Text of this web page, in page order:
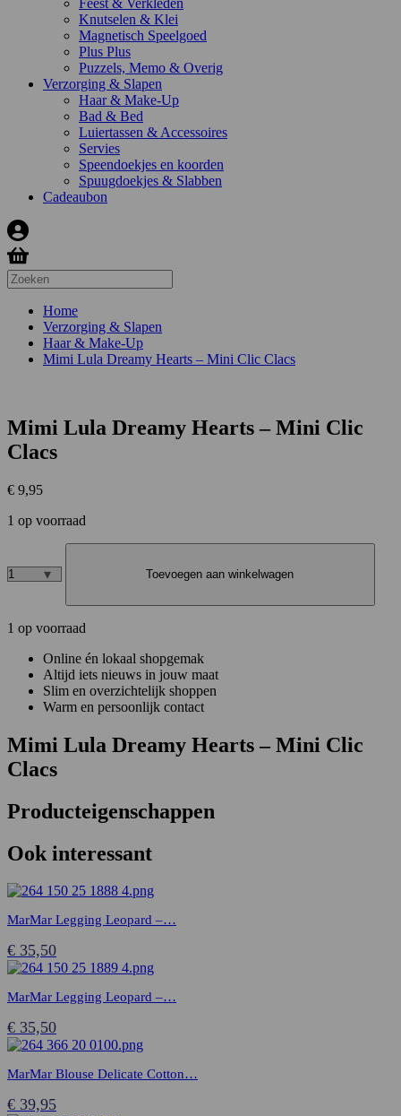
Feest & Verkleden
Knutselen & Klei
Magnetisch Speelgoed
Plus Plus
Puzzels, Memo & Overig
Verzorging & Slapen
Haar & Make-Up
Bad & Bed
Luiertassen & Accessoires
Servies
Speendoekjes en koorden
Spuugdoekjes & Slabben
Cadeaubon
Home
Verzorging & Slapen
Haar & Make-Up
Mimi Lula Dreamy Hearts – Mini Clic Clacs
Mimi Lula Dreamy Hearts – Mini Clic
Clacs
€ 9,95
1 op voorraad
Mimi
Hearts
Mini
Clic
Clacs
aantal
Toevoegen aan winkelwagen
1 op voorraad
Online én lokaal shopgemak
Altijd iets nieuws in jouw maat
Slim en overzichtelijk shoppen
Warm en persoonlijk contact
Mimi Lula Dreamy Hearts – Mini Clic
Clacs
Producteigenschappen
Ook interessant
MarMar Legging Leopard –…
€ 35,50
MarMar Legging Leopard –…
€ 35,50
MarMar Blouse Delicate Cotton…
€ 39,95